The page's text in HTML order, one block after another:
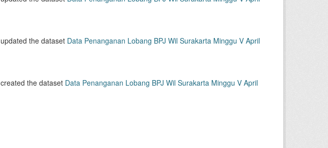
updated the dataset Data Penanganan Lobang BPJ Wil Surakarta Minggu V April
created the dataset Data Penanganan Lobang BPJ Wil Surakarta Minggu V April